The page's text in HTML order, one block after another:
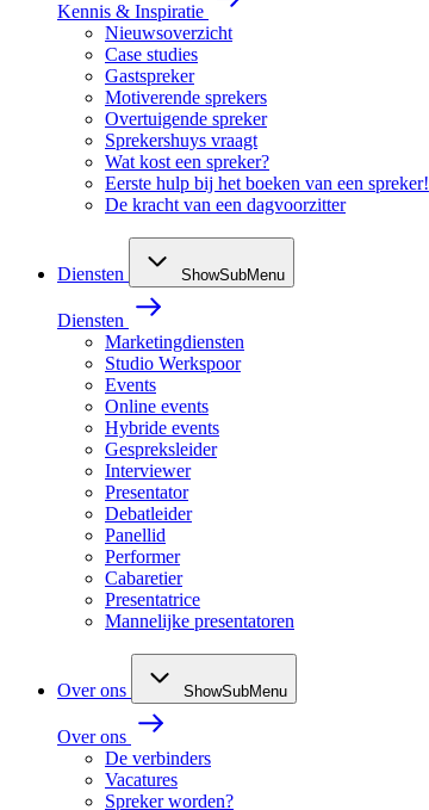
Kennis & Inspiratie
Nieuwsoverzicht
Case studies
Gastspreker
Motiverende sprekers
Overtuigende spreker
Sprekershuys vraagt
Wat kost een spreker?
Eerste hulp bij het boeken van een spreker!
De kracht van een dagvoorzitter
Diensten ShowSubMenu
Diensten
Marketingdiensten
Studio Werkspoor
Events
Online events
Hybride events
Gespreksleider
Interviewer
Presentator
Debatleider
Panellid
Performer
Cabaretier
Presentatrice
Mannelijke presentatoren
Over ons ShowSubMenu
Over ons
De verbinders
Vacatures
Spreker worden?